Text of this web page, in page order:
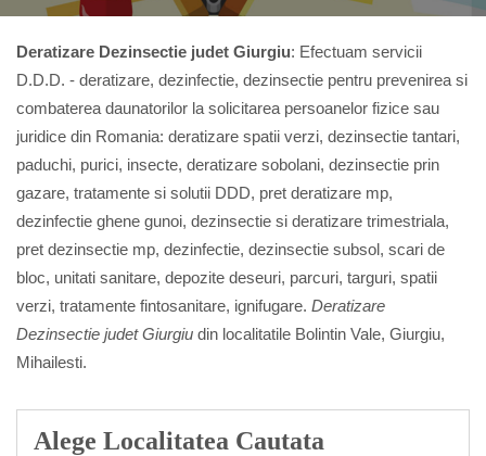
Deratizare Dezinsectie judet Giurgiu: Efectuam servicii
D.D.D. - deratizare, dezinfectie, dezinsectie pentru prevenirea si
combaterea daunatorilor la solicitarea persoanelor fizice sau
juridice din Romania: deratizare spatii verzi, dezinsectie tantari,
paduchi, purici, insecte, deratizare sobolani, dezinsectie prin
gazare, tratamente si solutii DDD, pret deratizare mp,
dezinfectie ghene gunoi, dezinsectie si deratizare trimestriala,
pret dezinsectie mp, dezinfectie, dezinsectie subsol, scari de
bloc, unitati sanitare, depozite deseuri, parcuri, targuri, spatii
verzi, tratamente fintosanitare, ignifugare. Deratizare
Dezinsectie judet Giurgiu din localitatile Bolintin Vale, Giurgiu,
Mihailesti.
Alege Localitatea Cautata